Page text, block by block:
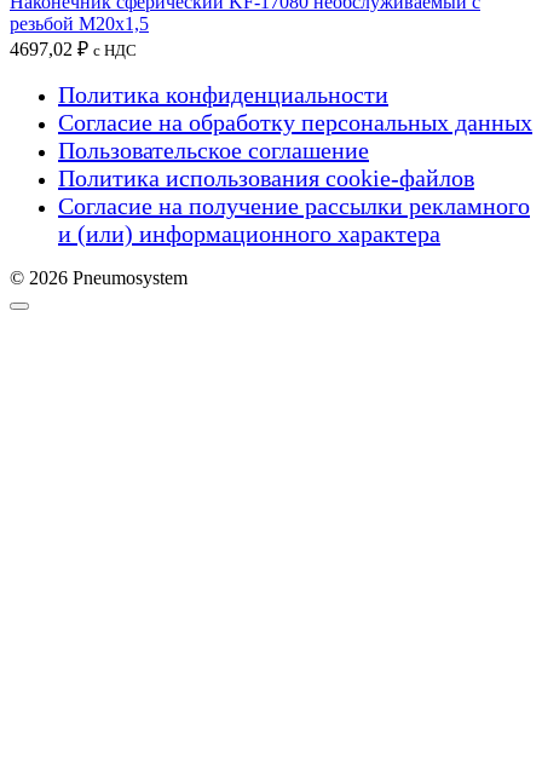
резьбой M20x1,5
4697,02 ₽ с НДС
Политика конфиденциальности
Согласие на обработку персональных данных
Пользовательское соглашение
Политика использования cookie-файлов
Согласие на получение рассылки рекламного
и (или) информационного характера
© 2026 Pneumosystem